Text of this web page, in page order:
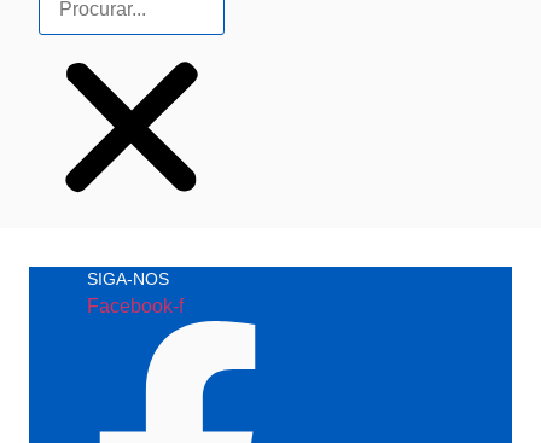
SIGA-NOS
Facebook-f